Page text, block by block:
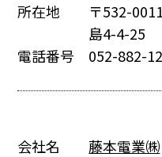
所在地
〒532-
島4-4-25
電話番号
052-882-
会社名
藤本電業㈱